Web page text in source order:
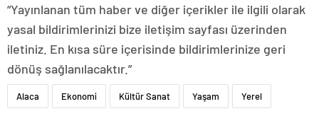
“Yayınlanan tüm haber ve diğer içerikler ile ilgili olarak
yasal bildirimlerinizi bize iletişim sayfası üzerinden
iletiniz. En kısa süre içerisinde bildirimlerinize geri
dönüş sağlanılacaktır.”
Alaca Ekonomi Kültür Sanat Yaşam Yerel